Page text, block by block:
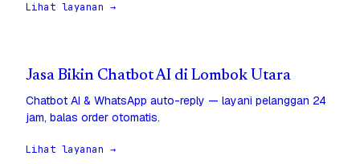
Lihat layanan →
Jasa Bikin Chatbot AI di Lombok Utara
Chatbot AI & WhatsApp auto-reply — layani pelanggan 24
jam, balas order otomatis.
Lihat layanan →